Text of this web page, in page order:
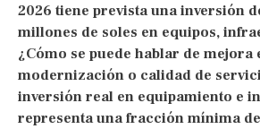
2026 tiene prevista una inversión
millones de soles en equipos,
¿Cómo se puede hablar de mejora
modernización o calidad de
inversión real en equipamiento e
representa una fracción mínima